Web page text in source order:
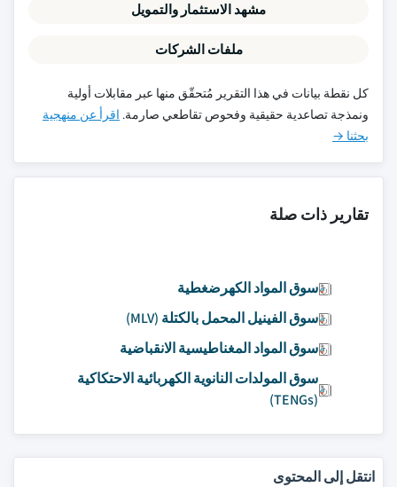
مشهد الاستثمار والتمويل
ملفات الشركات
كل نقطة بيانات في هذا التقرير مُتحقّق منها عبر مقابلات أولية
ونمذجة تصاعدية حقيقية وفحوص تقاطعي صارمة. اقرأ عن منهجية
بحثنا →
تقارير ذات صلة
سوق المواد الكهرضغطية
سوق الفينيل المحمل بالكتلة (MLV)
سوق المواد المغناطيسية الانقباضية
سوق المولدات النانوية الكهربائية الاحتكاكية
(TENGs)
انتقل إلى المحتوى